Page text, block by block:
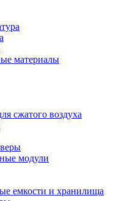
материалы
сжатого воздуха
модули
емкости и хранилища